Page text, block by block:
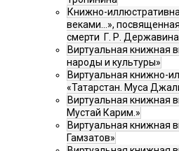
Книжно-
веками…»,
смерти Г. Р.
Виртуальная книжная
народы и культуры»
Виртуальная книжно-
«Татарстан. Муса
Виртуальная книжная
Мустай Карим.»
Виртуальная книжная
Гамзатов»